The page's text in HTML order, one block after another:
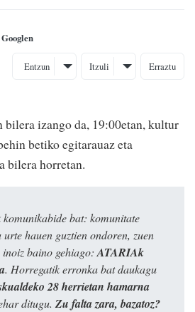
Entzun Itzuli Erraztu
bilera izango da, 19:00etan, kultur
betiko egitarauaz eta
bilera horretan.
bat: komunitate
hauen guztien ondoren, zuen
baino gehiago: ATARIAk
. Horregatik erronka bat daukagu
28 herrietan hamarna
ditugu. Zu falta zara, bazatoz?